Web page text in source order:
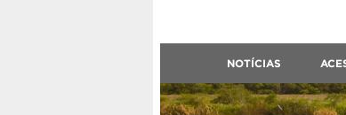
NOTÍCIAS